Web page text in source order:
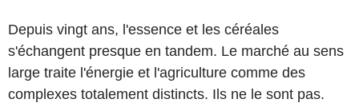
Depuis vingt ans, l'essence et les céréales
s'échangent presque en tandem. Le marché au sens
large traite l'énergie et l'agriculture comme des
complexes totalement distincts. Ils ne le sont pas.